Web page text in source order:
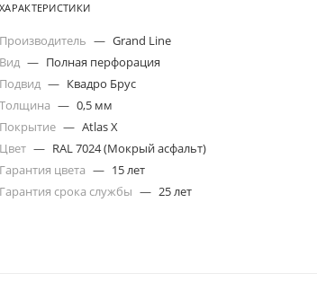
ХАРАКТЕРИСТИКИ
Производитель — Grand Line
Вид — Полная перфорация
Подвид — Квадро Брус
Толщина — 0,5 мм
Покрытие — Atlas X
Цвет — RAL 7024 (Мокрый асфальт)
Гарантия цвета — 15 лет
Гарантия срока службы — 25 лет